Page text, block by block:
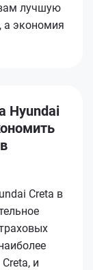
лучшую
а экономия
Hyundai
Creta в
и